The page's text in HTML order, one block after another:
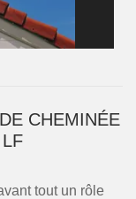
CHEMINÉE
tout un rôle